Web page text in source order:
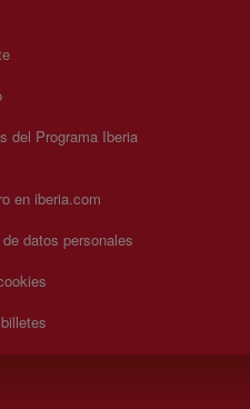
del Programa Iberia
en iberia.com
datos personales